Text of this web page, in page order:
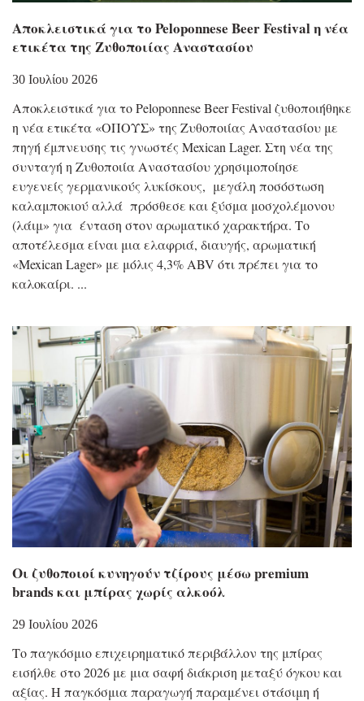
Αποκλειστικά για το Peloponnese Beer Festival η νέα
ετικέτα της Ζυθοποιίας Αναστασίου
30 Ιουλίου 2026
Αποκλειστικά για το Peloponnese Beer Festival ζυθοποιήθηκε
η νέα ετικέτα «ΟΠΟΥΣ» της Ζυθοποιίας Αναστασίου με
πηγή έμπνευσης τις γνωστές Mexican Lager. Στη νέα της
συνταγή η Ζυθοποιία Αναστασίου χρησιμοποίησε
ευγενείς γερμανικούς λυκίσκους, μεγάλη ποσόστωση
καλαμποκιού αλλά πρόσθεσε και ξύσμα μοσχολέμονου
(λάιμ» για ένταση στον αρωματικό χαρακτήρα. Το
αποτέλεσμα είναι μια ελαφριά, διαυγής, αρωματική
«Mexican Lager» με μόλις 4,3% ABV ότι πρέπει για το
καλοκαίρι.
Οι ζυθοποιοί κυνηγούν τζίρους μέσω premium
brands και μπίρας χωρίς αλκοόλ
29 Ιουλίου 2026
Το παγκόσμιο επιχειρηματικό περιβάλλον της μπίρας
εισήλθε στο 2026 με μια σαφή διάκριση μεταξύ όγκου και
αξίας. Η παγκόσμια παραγωγή παραμένει στάσιμη ή